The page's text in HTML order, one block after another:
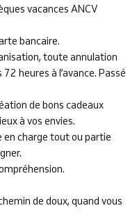
vacances ANCV
bancaire.
toute annulation
heures à l’avance. Passé
de bons cadeaux
à vos envies.
charge tout ou partie
de doux, quand vous